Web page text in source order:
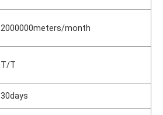
2000000meters/month
T/T
30days